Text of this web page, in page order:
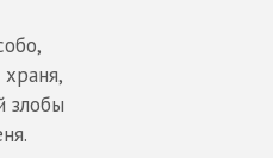
злобы